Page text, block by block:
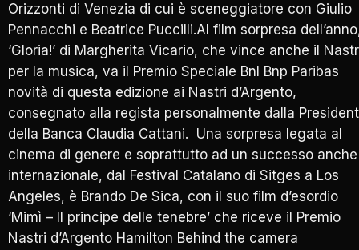
Orizzonti di Venezia di cui è sceneggiatore con Giulio
Pennacchi e Beatrice Puccilli.Al film sorpresa
‘Gloria!’ di Margherita Vicario, che vince anche il
per la musica, va il Premio Speciale Bnl Bnp Paribas
novità di questa edizione ai Nastri d’Argento,
consegnato alla regista personalmente dalla
della Banca Claudia Cattani. Una sorpresa legata al
cinema di genere e soprattutto ad un successo anche
internazionale, dal Festival Catalano di Sitges a Los
Angeles, è Brando De Sica, con il suo film d’esordio
‘Mimì – Il principe delle tenebre’ che riceve il Premio
Nastri d’Argento Hamilton Behind the camera